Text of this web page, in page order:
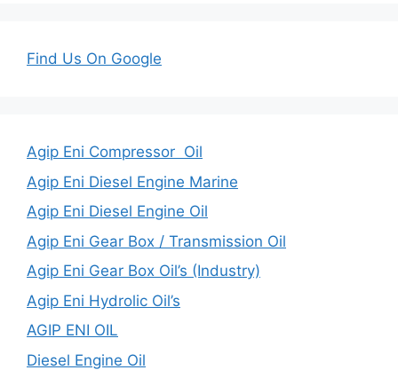
Find Us On Google
Agip Eni Compressor Oil
Agip Eni Diesel Engine Marine
Agip Eni Diesel Engine Oil
Agip Eni Gear Box / Transmission Oil
Agip Eni Gear Box Oil’s (Industry)
Agip Eni Hydrolic Oil’s
AGIP ENI OIL
Diesel Engine Oil